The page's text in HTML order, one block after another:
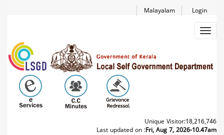
Login
Malayalam
Unique Visitor:18,216,746
Last updated on :Fri, Aug 7, 2026-10.47am